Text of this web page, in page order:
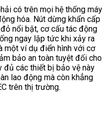
có trên mọi hệ thống máy
hóa. Nút dừng khẩn cấp
nổi bật, cơ cấu tác động
ngay lập tức khi xảy ra
một ví dụ điển hình với cơ
bảo an toàn tuyệt đối cho
đủ các thiết bị bảo vệ này
lao động mà còn khẳng
trên thị trường.